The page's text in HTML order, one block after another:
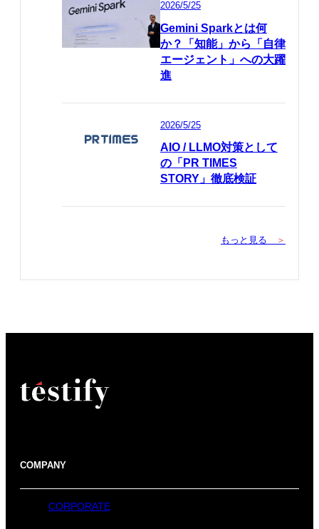
2026/5/25
Gemini Sparkとは何
か？「知能」から「自律
エージェント」への大躍
進
2026/5/25
AIO / LLMO対策として
の「PR TIMES
STORY」徹底検証
もっと見る ＞
COMPANY
CORPORATE